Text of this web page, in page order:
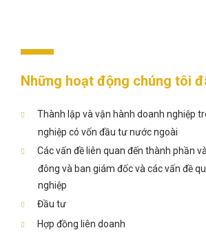
Những hoạt động chúng tôi
Thành lập và vận hành doanh nghiệp
nghiệp có vốn đầu tư nước ngoài
Các vấn đề liên quan đến thành phần
đông và ban giám đốc và các vấn đề
nghiệp
Đầu tư
Hợp đồng liên doanh